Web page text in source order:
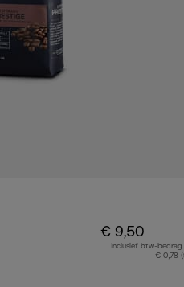
€ 9,50
Inclusief btw-bedrag
€ 0,78